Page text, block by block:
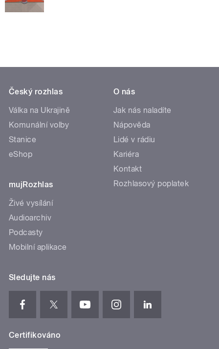
Český rozhlas
Válka na Ukrajině
Komunální volby
Stanice
eShop
mujRozhlas
Živé vysílání
Audioarchiv
Podcasty
Mobilní aplikace
O nás
Jak nás naladíte
Nápověda
Lidé v rádiu
Kariéra
Kontakt
Rozhlasový poplatek
Sledujte nás
Certifikováno